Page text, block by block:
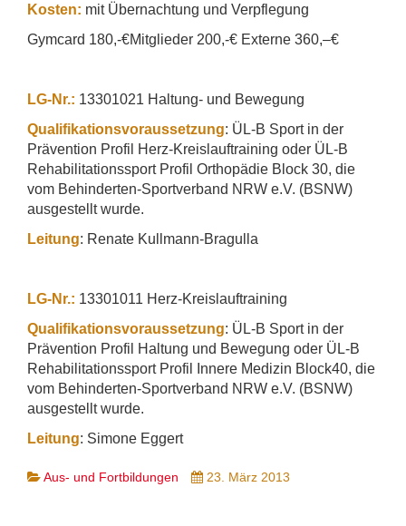
Kosten: mit Übernachtung und Verpflegung
Gymcard 180,-€Mitglieder 200,-€ Externe 360,–€
LG-Nr.: 13301021 Haltung- und Bewegung
Qualifikationsvoraussetzung: ÜL-B Sport in der
Prävention Profil Herz-Kreislauftraining oder ÜL-B
Rehabilitationssport Profil Orthopädie Block 30, die
vom Behinderten-Sportverband NRW e.V. (BSNW)
ausgestellt wurde.
Leitung: Renate Kullmann-Bragulla
LG-Nr.: 13301011 Herz-Kreislauftraining
Qualifikationsvoraussetzung: ÜL-B Sport in der
Prävention Profil Haltung und Bewegung oder ÜL-B
Rehabilitationssport Profil Innere Medizin Block40, die
vom Behinderten-Sportverband NRW e.V. (BSNW)
ausgestellt wurde.
Leitung: Simone Eggert
Aus- und Fortbildungen 23. März 2013